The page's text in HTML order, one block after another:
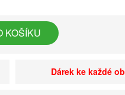
KOŠÍKU
Dárek ke každé